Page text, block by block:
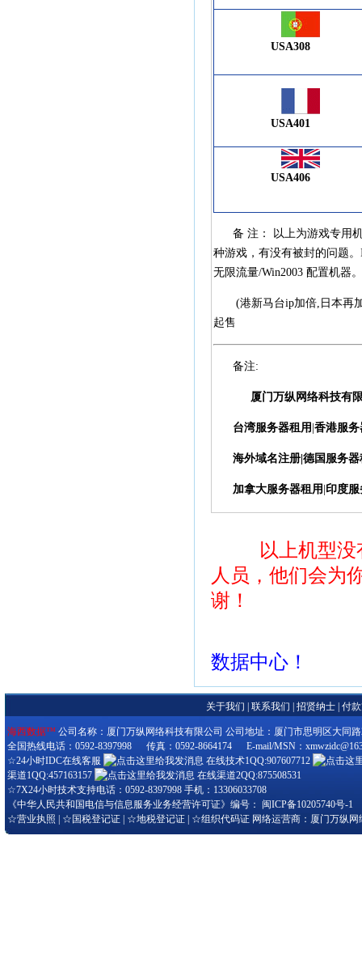
USA308
USA401
USA406
备 注： 以上为游戏专用
种游戏，有没有被封的问题
无限流量/Win2003 配置机器
(港新马台ip加倍,日本再
起售
备注:
厦门万纵网络科技有
台湾服务器租用 香港服
海外域名注册 德国服务器
加拿大服务器租用 印度
以上机型
人员，他们会为
谢！
数据中心！
关于我们 联系我们 招贤纳士 付
海西数据™ 公司名称：厦门万纵网络科技有限公司 公司地址：厦门市思明区大同路
全国热线电话：0592-8397998 传真：0592-8664174 E-mail/MSN：
☆24小时IDC在线客服
在线技术1QQ:907607712
渠道1QQ:457163157
在线渠道2QQ:875508531
☆7X24小时技术支持电话：0592-8397998 手机：13306033708
《中华人民共和国电信与信息服务业务经营许可证》编号： 闽ICP备10205740号-1
☆营业执照 | ☆ 国税登记证 | ☆地税登记证 | ☆组织代码证 网络运营商：厦门万纵